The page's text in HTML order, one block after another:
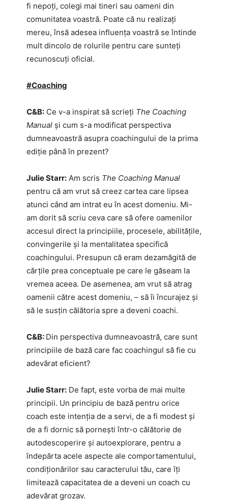
fi nepoți, colegi mai tineri sau oameni din
comunitatea voastră. Poate că nu realizați
mereu, însă adesea influența voastră se întinde
mult dincolo de rolurile pentru care sunteți
recunoscuți oficial.
#Coaching
C&B: Ce v-a inspirat să scrieți The Coaching
Manual și cum s-a modificat perspectiva
dumneavoastră asupra coachingului de la prima
ediție până în prezent?
Julie Starr: Am scris The Coaching Manual
pentru că am vrut să creez cartea care lipsea
atunci când am intrat eu în acest domeniu. Mi-
am dorit să scriu ceva care să ofere oamenilor
accesul direct la principiile, procesele, abilitățile,
convingerile și la mentalitatea specifică
coachingului. Presupun că eram dezamăgită de
cărțile prea conceptuale pe care le găseam la
vremea aceea. De asemenea, am vrut să atrag
oamenii către acest domeniu, – să îi încurajez și
să le susțin călătoria spre a deveni coachi.
C&B: Din perspectiva dumneavoastră, care sunt
principiile de bază care fac coachingul să fie cu
adevărat eficient?
Julie Starr: De fapt, este vorba de mai multe
principii. Un principiu de bază pentru orice
coach este intenția de a servi, de a fi modest și
de a fi dornic să pornești într-o călătorie de
autodescoperire și autoexplorare, pentru a
îndepărta acele aspecte ale comportamentului,
condiționărilor sau caracterului tău, care îți
limitează capacitatea de a deveni un coach cu
adevărat grozav.